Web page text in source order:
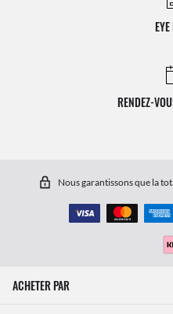
RENDEZ-
Nous garantissons que la
ACHETER PAR